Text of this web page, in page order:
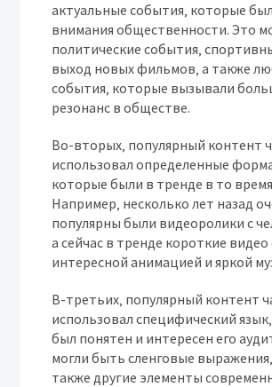
актуальные события‚ которые
внимания общественности. Это
политические события‚
выход новых фильмов‚ а также
события‚ которые вызывали
резонанс в обществе.
Во-вторых‚ популярный контент
использовал определенные
которые были в тренде в то
Например‚ несколько лет назад
популярны были видеоролики с
а сейчас в тренде короткие видео
интересной анимацией и яркой
В-третьих‚ популярный контент
использовал специфический
был понятен и интересен его
могли быть сленговые
также другие элементы